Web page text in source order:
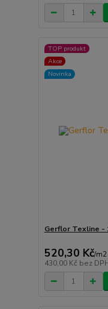
TOP produkt
Akce
Novinka
Gerflor Texline -
520,30 Kč/m2
430,00 Kč bez